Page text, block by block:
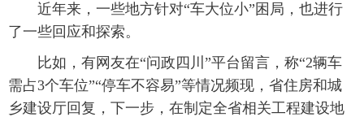
近年来，一些地方针对“车大位小”困局，也进行
了一些回应和探索。
比如，有网友在“问政四川”平台留言，称“2辆车
需占3个车位”“停车不容易”等情况频现，省住房和城
乡建设厅回复，下一步，在制定全省相关工程建设地